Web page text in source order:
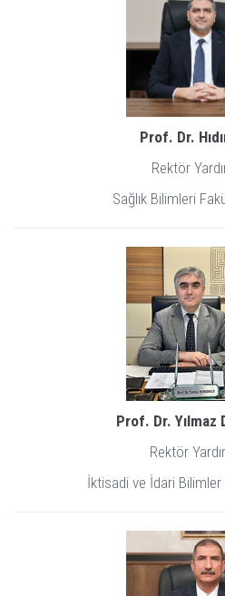
Prof. Dr.
Rektör
Sağlık Bilimleri
Prof. Dr. Yılmaz
Rektör
İktisadi ve İdari Bilimler